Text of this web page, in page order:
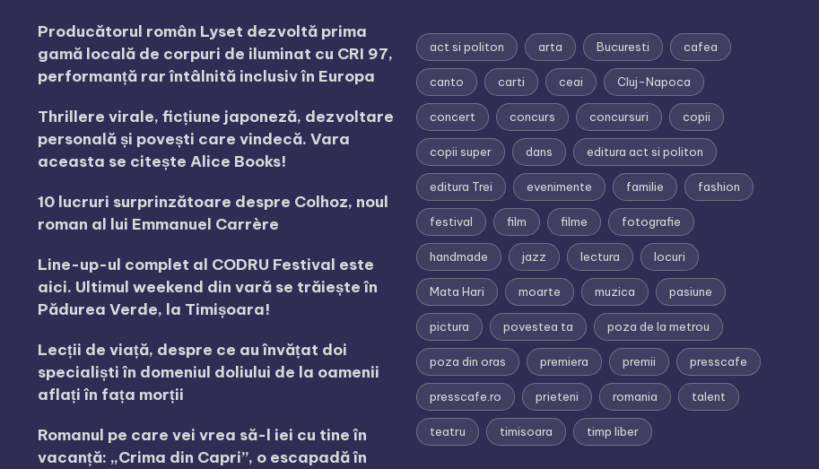
Producătorul român Lyset dezvoltă prima
gamă locală de corpuri de iluminat cu CRI 97,
performanță rar întâlnită inclusiv în Europa
Thrillere virale, ficțiune japoneză, dezvoltare
personală și povești care vindecă. Vara
aceasta se citește Alice Books!
10 lucruri surprinzătoare despre Colhoz, noul
roman al lui Emmanuel Carrère
Line-up-ul complet al CODRU Festival este
aici. Ultimul weekend din vară se trăiește în
Pădurea Verde, la Timișoara!
Lecții de viață, despre ce au învățat doi
specialiști în domeniul doliului de la oamenii
aflați în fața morții
Romanul pe care vei vrea să-l iei cu tine în
vacanță: „Crima din Capri”, o escapadă în
act si politon arta Bucuresti cafea
canto carti ceai Cluj-Napoca
concert concurs concursuri copii
copii super dans editura act si politon
editura Trei evenimente familie fashion
festival film filme fotografie
handmade jazz lectura locuri
Mata Hari moarte muzica pasiune
pictura povestea ta poza de la metrou
poza din oras premiera premii presscafe
presscafe.ro prieteni romania talent
teatru timisoara timp liber